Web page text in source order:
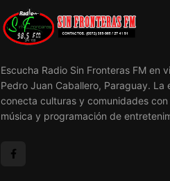
Escucha Radio Sin Fronteras FM en
Pedro Juan Caballero, Paraguay. La
conecta culturas y comunidades con
música y programación de